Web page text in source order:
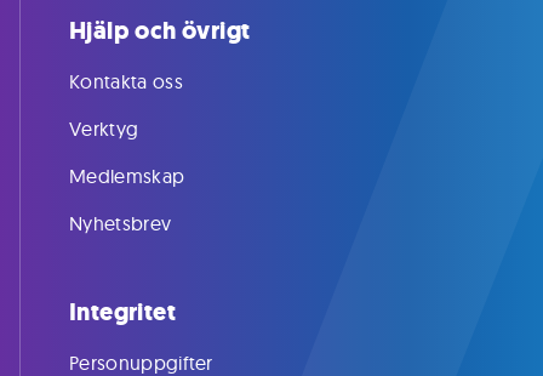
Hjälp och övrigt
Kontakta oss
Verktyg
Medlemskap
Nyhetsbrev
Integritet
Personuppgifter